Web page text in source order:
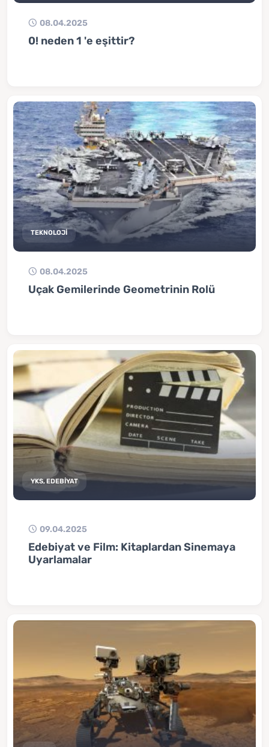
08.04.2025
0! neden 1 'e eşittir?
TEKNOLOJİ
08.04.2025
Uçak Gemilerinde Geometrinin Rolü
YKS, EDEBİYAT
09.04.2025
Edebiyat ve Film: Kitaplardan Sinemaya
Uyarlamalar